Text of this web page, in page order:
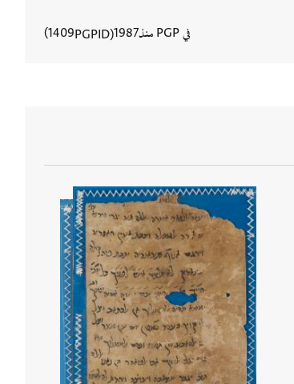
في PGP منذ 1987
PGPID
1409